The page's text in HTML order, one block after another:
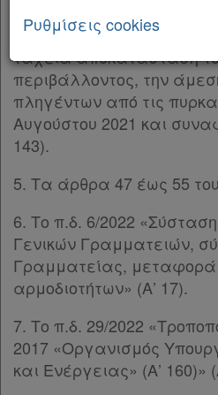
Νομοθετικού
για την
ταχεία αποκατάσταση
περιβάλλοντος, την
πληγέντων από τις
Αυγούστου 2021 και
143).
5. Τα άρθρα 47 έως 55 του
6. Το π.δ. 6/2022
Γενικών Γραμματειών,
Γραμματείας, μεταφορά
αρμοδιοτήτων» (Α’ 17).
7. Το π.δ. 29/2022
2017 «Οργανισμός
και Ενέργειας» (Α’ 160)»
Ρυθμίσεις cookies